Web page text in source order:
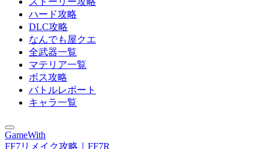
ハード攻略
DLC攻略
なんでも屋クエ
全武器一覧
マテリア一覧
ボス攻略
バトルレポート
キャラ一覧
GameWith
FF7リメイク攻略｜FF7R